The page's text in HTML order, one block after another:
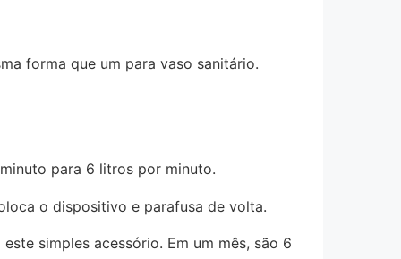
forma que um para vaso sanitário.
para 6 litros por minuto.
o dispositivo e parafusa de volta.
simples acessório. Em um mês, são 6